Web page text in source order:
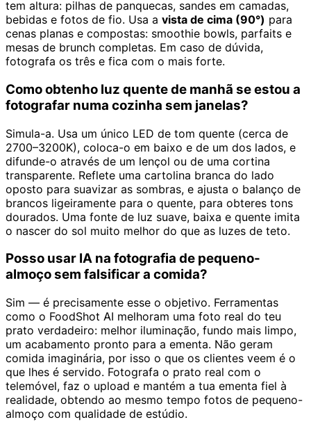
tem altura: pilhas de panquecas, sandes em camadas,
bebidas e fotos de fio. Usa a vista de cima (90°) para
cenas planas e compostas: smoothie bowls, parfaits e
mesas de brunch completas. Em caso de dúvida,
fotografa os três e fica com o mais forte.
Como obtenho luz quente de manhã se estou a
fotografar numa cozinha sem janelas?
Simula-a. Usa um único LED de tom quente (cerca de
2700–3200K), coloca-o em baixo e de um dos lados, e
difunde-o através de um lençol ou de uma cortina
transparente. Reflete uma cartolina branca do lado
oposto para suavizar as sombras, e ajusta o balanço de
brancos ligeiramente para o quente, para obteres tons
dourados. Uma fonte de luz suave, baixa e quente imita
o nascer do sol muito melhor do que as luzes de teto.
Posso usar IA na fotografia de pequeno-
almoço sem falsificar a comida?
Sim — é precisamente esse o objetivo. Ferramentas
como o FoodShot AI melhoram uma foto real do teu
prato verdadeiro: melhor iluminação, fundo mais limpo,
um acabamento pronto para a ementa. Não geram
comida imaginária, por isso o que os clientes veem é o
que lhes é servido. Fotografa o prato real com o
telemóvel, faz o upload e mantém a tua ementa fiel à
realidade, obtendo ao mesmo tempo fotos de pequeno-
almoço com qualidade de estúdio.